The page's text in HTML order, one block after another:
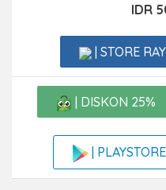
IDR
| STORE
| DISKON 25%
| PLAYSTORE